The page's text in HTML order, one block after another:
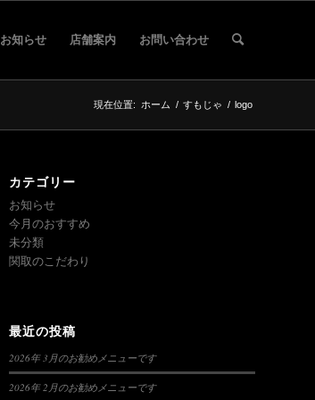
お知らせ 店舗案内 お問い合わせ
現在位置: ホーム / すもじゃ / logo
カテゴリー
お知らせ
今月のおすすめ
未分類
関取のこだわり
最近の投稿
2026年 3月のお勧めメニューです
2026年 2月のお勧めメニューです